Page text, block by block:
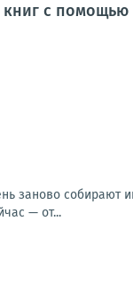
книг с помощью
заново собирают
— от...